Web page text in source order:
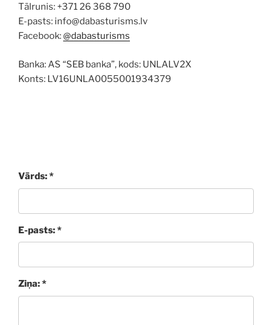
Tālrunis: +371 26 368 790
E-pasts: info@dabasturisms.lv
Facebook:@dabasturisms
Banka: AS “SEB banka”, kods: UNLALV2X
Konts: LV16UNLA0055001934379
Vārds: *
E-pasts: *
Ziņa: *